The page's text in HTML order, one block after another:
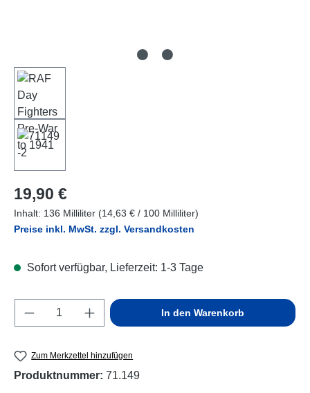
Regulärer Preis:
19,90 €
Inhalt: 136 Milliliter (14,63 € / 100 Milliliter)
Preise inkl. MwSt. zzgl. Versandkosten
Sofort verfügbar, Lieferzeit: 1-3 Tage
Produkt Anzahl: Gib den gewünschten
In den Warenkorb
Zum Merkzettel hinzufügen
Produktnummer: 71.149